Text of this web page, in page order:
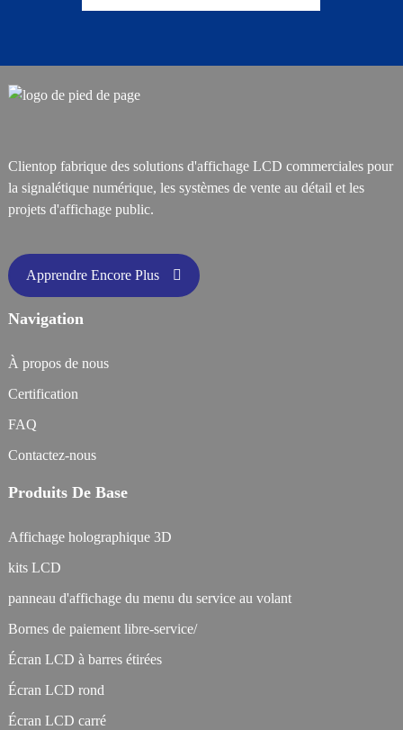
Clientop fabrique des solutions d'affichage LCD commerciales pour
la signalétique numérique, les systèmes de vente au détail et les
projets d'affichage public.
Apprendre Encore Plus
Navigation
À propos de nous
Certification
FAQ
Contactez-nous
Produits De Base
Affichage holographique 3D
kits LCD
panneau d'affichage du menu du service au volant
Bornes de paiement libre-service/
Écran LCD à barres étirées
Écran LCD rond
Écran LCD carré